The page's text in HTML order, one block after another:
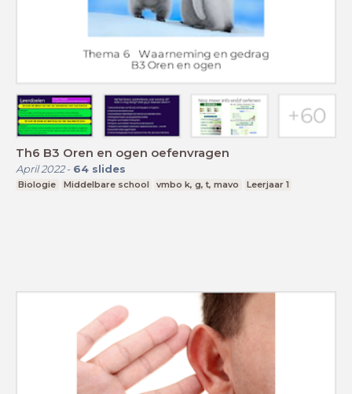
Th6 B3 Oren en ogen oefenvragen
April 2022- 64 slides
Biologie Middelbare school vmbo k, g, t, mavo Leerjaar 1